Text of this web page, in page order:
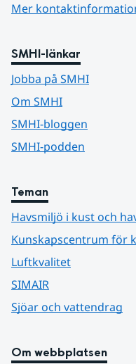
Mer
SMHI-länkar
Jobba på SMHI
Om SMHI
SMHI-bloggen
SMHI-podden
Teman
Havsmiljö i kust och
Kunskapscentrum för
Luftkvalitet
SIMAIR
Sjöar och vattendrag
Om webbplatsen